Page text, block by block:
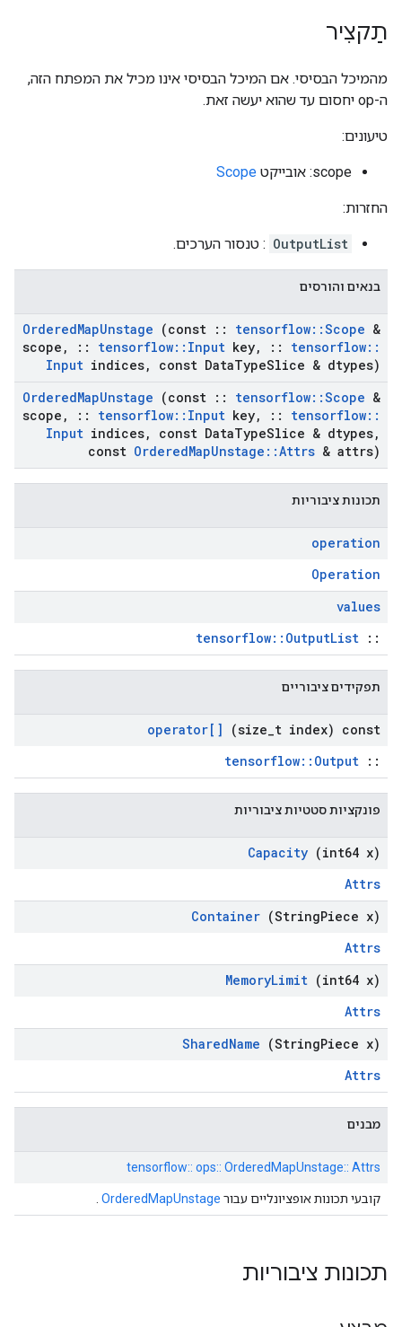
תַקצִיר
מהמיכל הבסיסי. אם המיכל הבסיסי אינו מכיל את המפתח הזה,
ה-op יחסום עד שהוא יעשה זאת.
טיעונים:
scope: אובייקט Scope
החזרות:
OutputList : טנסור הערכים.
בנאים והורסים
OrderedMapUnstage (const :: tensorflow::Scope &
scope , :: tensorflow:: Input key, :: tensorflow::
Input indices, const DataTypeSlice & dtypes)
OrderedMapUnstage (const :: tensorflow::Scope &
scope , :: tensorflow:: Input key, :: tensorflow::
Input indices, const DataTypeSlice & dtypes,
const OrderedMapUnstage ::Attrs & attrs)
תכונות ציבוריות
operation
Operation
values
::
tensorflow::OutputList
תפקידים ציבוריים
operator[] (size t index) const
::
tensorflow::Output
פונקציות סטטיות ציבוריות
Capacity (int64 x)
Attrs
Container (StringPiece x)
Attrs
MemoryLimit (int64 x)
Attrs
SharedName (StringPiece x)
Attrs
מבנים
tensorflow:: ops:: OrderedMapUnstage:: Attrs
קובעי תכונות אופציונליים עבור OrderedMapUnstage
תכונות ציבוריות